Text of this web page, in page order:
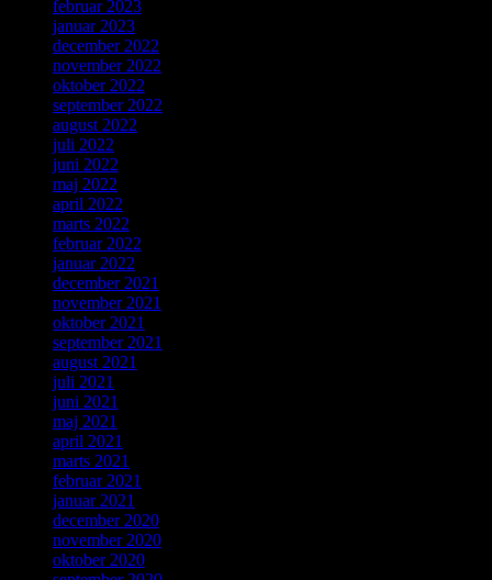
februar 2023
januar 2023
december 2022
november 2022
oktober 2022
september 2022
august 2022
juli 2022
juni 2022
maj 2022
april 2022
marts 2022
februar 2022
januar 2022
december 2021
november 2021
oktober 2021
september 2021
august 2021
juli 2021
juni 2021
maj 2021
april 2021
marts 2021
februar 2021
januar 2021
december 2020
november 2020
oktober 2020